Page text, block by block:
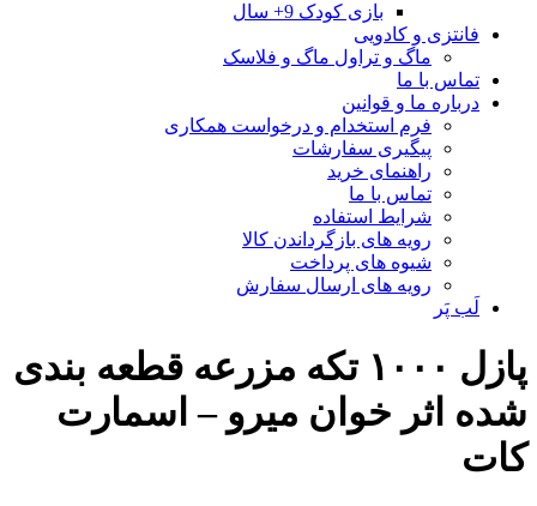
بازی کودک 9+ سال
فانتزی و کادویی
ماگ و تراول ماگ و فلاسک
تماس با ما
درباره ما و قوانین
فرم استخدام و درخواست همکاری
پیگیری سفارشات
راهنمای خرید
تماس با ما
شرایط استفاده
رویه های بازگرداندن کالا
شیوه های پرداخت
رویه های ارسال سفارش
لَب پَر
پازل ۱۰۰۰ تکه مزرعه قطعه بندی
شده اثر خوان میرو – اسمارت
کات